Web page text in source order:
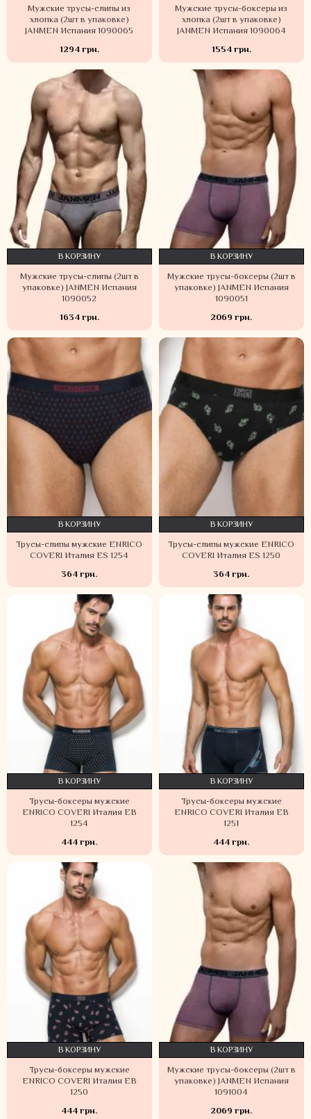
Мужские трусы-слипы из
хлопка (2шт в упаковке)
JANMEN Испания 1090065
1294 грн.
Мужские трусы-боксеры из
хлопка (2шт в упаковке)
JANMEN Испания 1090064
1554 грн.
Мужские трусы-слипы (2шт в
упаковке) JANMEN Испания
1090052
1634 грн.
В КОРЗИНУ
Мужские трусы-боксеры (2шт в
упаковке) JANMEN Испания
1090051
2069 грн.
В КОРЗИНУ
Трусы-слипы мужские ENRICO
COVERI Италия ES 1254
364 грн.
В КОРЗИНУ
Трусы-слипы мужские ENRICO
COVERI Италия ES 1250
364 грн.
В КОРЗИНУ
Трусы-боксеры мужские
ENRICO COVERI Италия EB
1254
444 грн.
В КОРЗИНУ
Трусы-боксеры мужские
ENRICO COVERI Италия EB
1251
444 грн.
В КОРЗИНУ
Трусы-боксеры мужские
ENRICO COVERI Италия EB
1250
444 грн.
В КОРЗИНУ
Мужские трусы-боксеры (2шт в
упаковке) JANMEN Испания
1091004
2069 грн.
В КОРЗИНУ